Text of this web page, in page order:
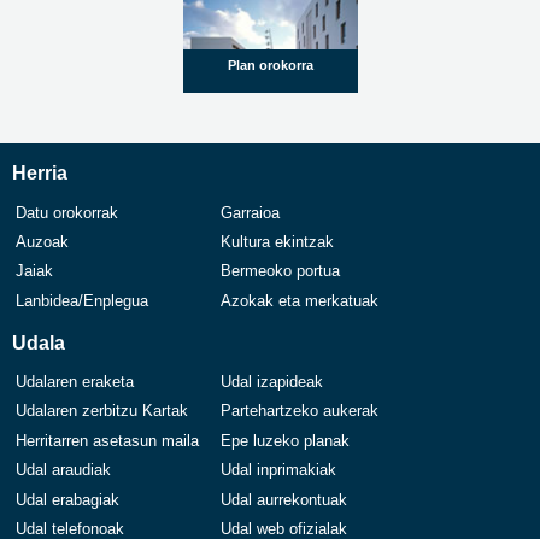
Plan orokorra
Herria
Datu orokorrak
Garraioa
Auzoak
Kultura ekintzak
Jaiak
Bermeoko portua
Lanbidea/Enplegua
Azokak eta merkatuak
Udala
Udalaren eraketa
Udal izapideak
Udalaren zerbitzu Kartak
Partehartzeko aukerak
Herritarren asetasun maila
Epe luzeko planak
Udal araudiak
Udal inprimakiak
Udal erabagiak
Udal aurrekontuak
Udal telefonoak
Udal web ofizialak